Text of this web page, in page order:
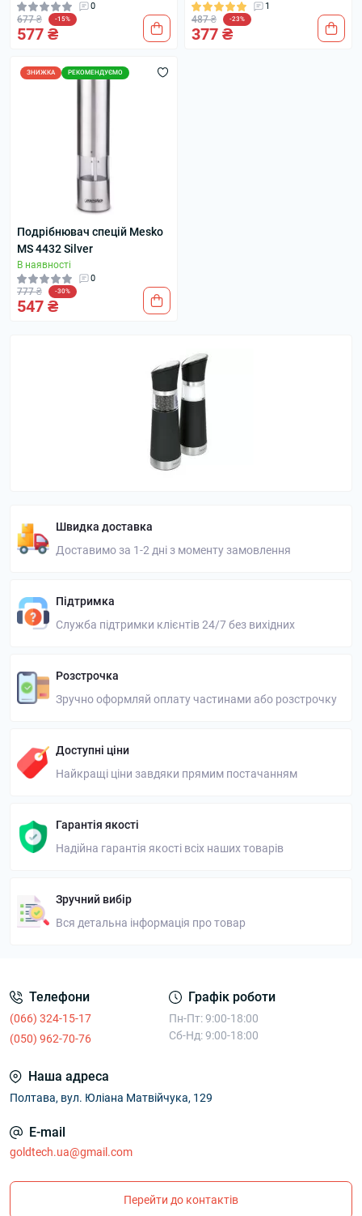
0
677 ₴ -15%
577 ₴
1
487 ₴ -23%
377 ₴
ЗНИЖКА РЕКОМЕНДУЄМО
Подрібнювач спецій Mesko
MS 4432 Silver
В наявності
0
777 ₴ -30%
547 ₴
Швидка доставка
Доставимо за 1-2 дні з моменту замовлення
Підтримка
Служба підтримки клієнтів 24/7 без вихідних
Розстрочка
Зручно оформляй оплату частинами або розстрочку
Доступні ціни
Найкращі ціни завдяки прямим постачанням
Гарантія якості
Надійна гарантія якості всіх наших товарів
Зручний вибір
Вся детальна інформація про товар
Телефони
(066) 324-15-17
(050) 962-70-76
Графік роботи
Пн-Пт: 9:00-18:00
Сб-Нд: 9:00-18:00
Наша адреса
Полтава, вул. Юліана Матвійчука, 129
E-mail
goldtech.ua@gmail.com
Перейти до контактів